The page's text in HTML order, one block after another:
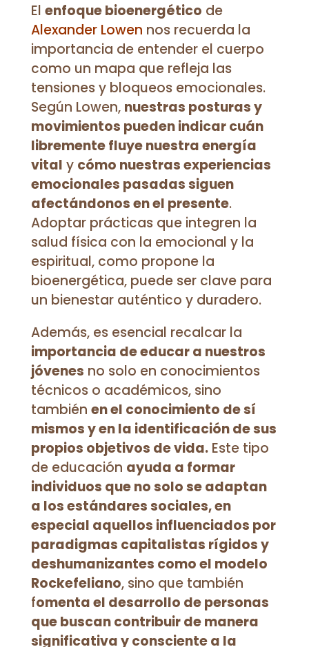
El enfoque bioenergético de
Alexander Lowen nos recuerda la
importancia de entender el cuerpo
como un mapa que refleja las
tensiones y bloqueos emocionales.
Según Lowen, nuestras posturas y
movimientos pueden indicar cuán
libremente fluye nuestra energía
vital y cómo nuestras experiencias
emocionales pasadas siguen
afectándonos en el presente.
Adoptar prácticas que integren la
salud física con la emocional y la
espiritual, como propone la
bioenergética, puede ser clave para
un bienestar auténtico y duradero.
Además, es esencial recalcar la
importancia de educar a nuestros
jóvenes no solo en conocimientos
técnicos o académicos, sino
también en el conocimiento de sí
mismos y en la identificación de sus
propios objetivos de vida.Este tipo
de educación ayuda a formar
individuos que no solo se adaptan
a los estándares sociales, en
especial aquellos influenciados por
paradigmas capitalistas rígidos y
deshumanizantes como el modelo
Rockefeliano, sino que también
fomenta el desarrollo de personas
que buscan contribuir de manera
significativa y consciente a la